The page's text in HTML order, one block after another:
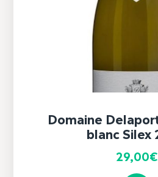
Domaine
blanc Silex
29,00€